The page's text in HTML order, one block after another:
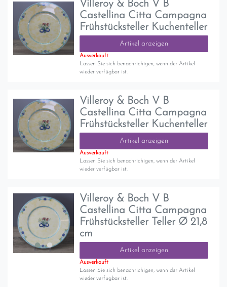
Villeroy & Boch V B
Castellina Citta Campagna
Frühstücksteller Kuchenteller
Artikel anzeigen
Ausverkauft
Lassen Sie sich benachrichigen, wenn der Artikel
wieder verfügbar ist.
Villeroy & Boch V B
Castellina Citta Campagna
Frühstücksteller Kuchenteller
Artikel anzeigen
Ausverkauft
Lassen Sie sich benachrichigen, wenn der Artikel
wieder verfügbar ist.
Villeroy & Boch V B
Castellina Citta Campagna
Frühstücksteller Teller Ø 21,8
cm
Artikel anzeigen
Ausverkauft
Lassen Sie sich benachrichigen, wenn der Artikel
wieder verfügbar ist.